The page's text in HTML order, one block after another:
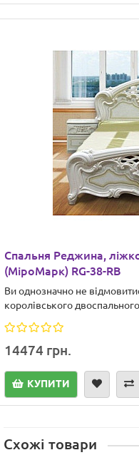
Спальня Реджина,
(МіроМарк) RG-38-RB
Ви однозначно не
королівського
14474 грн.
КУПИТИ
Схожі товари